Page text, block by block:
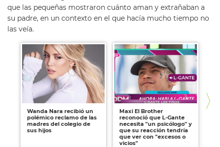
que las pequeñas mostraron cuánto aman y extrañaban a
su padre, en un contexto en el que hacía mucho tiempo no
las veía.
Wanda Nara recibió un
polémico reclamo de las
madres del colegio de
sus hijos
Maxi El Brother
reconoció que L-Gante
necesita "un psicólogo" y
que su reacción tendría
que ver con "excesos o
vicios"